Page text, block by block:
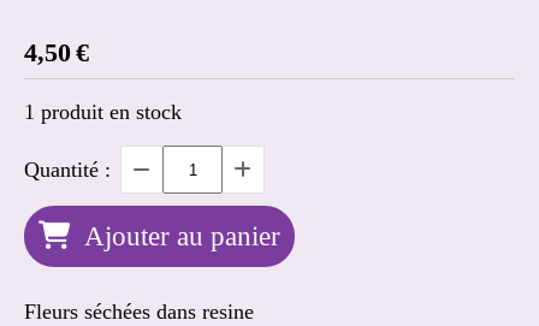
4,50€
1 produit en stock
Quantité :
Ajouter au panier
Fleurs séchées dans resine